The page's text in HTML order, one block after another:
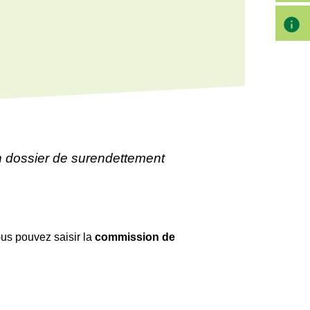
dossier de surendettement
pouvez saisir lacommission de
info